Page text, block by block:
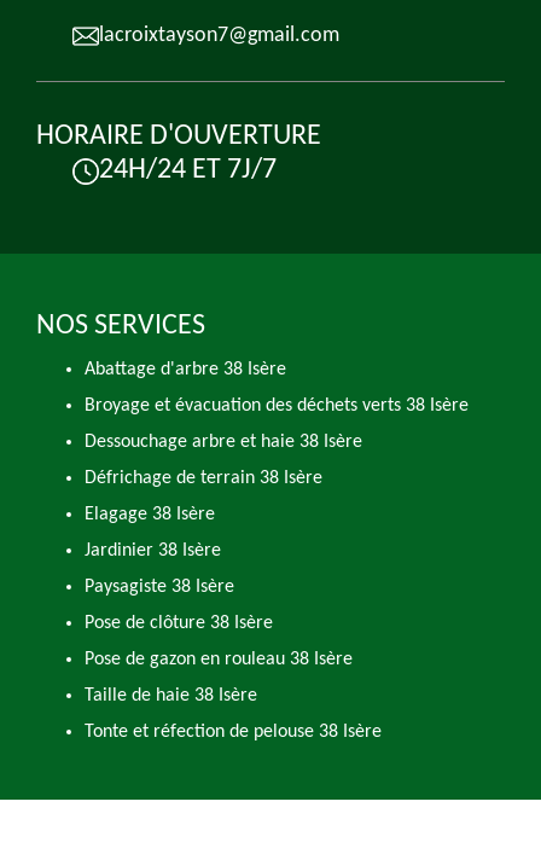
lacroixtayson7@gmail.com
HORAIRE D'OUVERTURE
24H/24 ET 7J/7
NOS SERVICES
Abattage d'arbre 38 Isère
Broyage et évacuation des déchets verts 38 Isère
Dessouchage arbre et haie 38 Isère
Défrichage de terrain 38 Isère
Elagage 38 Isère
Jardinier 38 Isère
Paysagiste 38 Isère
Pose de clôture 38 Isère
Pose de gazon en rouleau 38 Isère
Taille de haie 38 Isère
Tonte et réfection de pelouse 38 Isère